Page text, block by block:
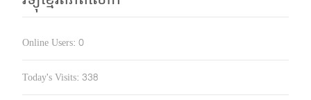
Online Users: 0
Today's Visits: 338